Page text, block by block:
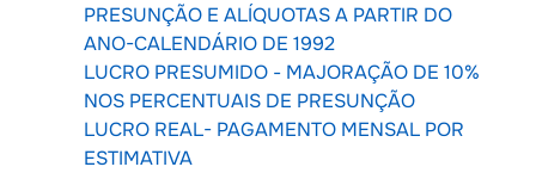
PRESUNÇÃO E ALÍQUOTAS A PARTIR DO
ANO-CALENDÁRIO DE 1992
LUCRO PRESUMIDO - MAJORAÇÃO DE 10%
NOS PERCENTUAIS DE PRESUNÇÃO
LUCRO REAL- PAGAMENTO MENSAL POR
ESTIMATIVA